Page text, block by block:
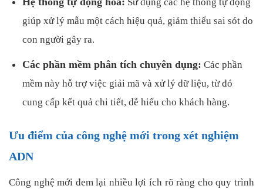
giúp xử lý mẫu một cách hiệu quả, giảm thiểu sai sót do
con người gây ra.
Các phần mềm phân tích chuyên dụng: Các phần
mềm này hỗ trợ việc giải mã và xử lý dữ liệu, từ đó
cung cấp kết quả chi tiết, dễ hiểu cho khách hàng.
Ưu điểm của công nghệ mới trong xét nghiệm
ADN
Công nghệ mới đem lại nhiều lợi ích rõ ràng cho quy trình